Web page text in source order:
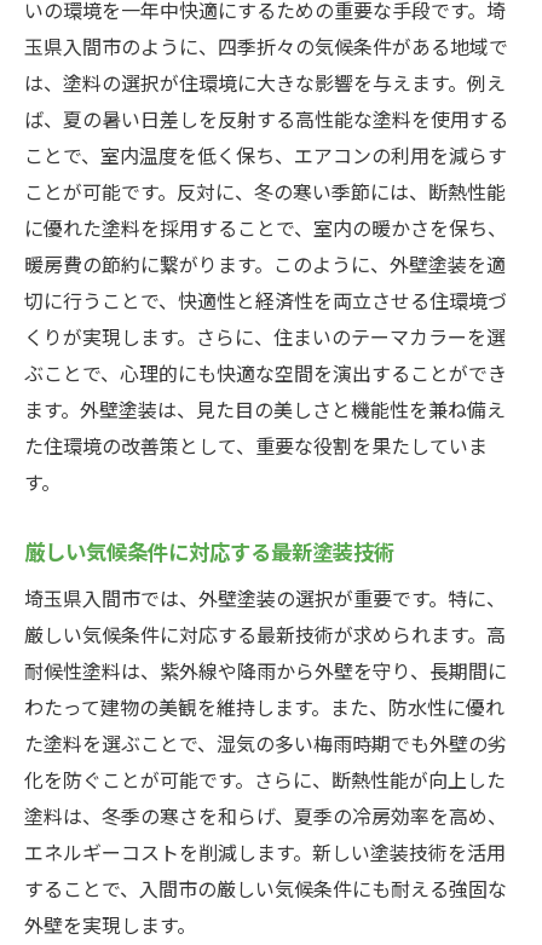
いの環境を一年中快適にするための重要な手段です。埼
玉県入間市のように、四季折々の気候条件がある地域で
は、塗料の選択が住環境に大きな影響を与えます。例え
ば、夏の暑い日差しを反射する高性能な塗料を使用する
ことで、室内温度を低く保ち、エアコンの利用を減らす
ことが可能です。反対に、冬の寒い季節には、断熱性能
に優れた塗料を採用することで、室内の暖かさを保ち、
暖房費の節約に繋がります。このように、外壁塗装を適
切に行うことで、快適性と経済性を両立させる住環境づ
くりが実現します。さらに、住まいのテーマカラーを選
ぶことで、心理的にも快適な空間を演出することができ
ます。外壁塗装は、見た目の美しさと機能性を兼ね備え
た住環境の改善策として、重要な役割を果たしていま
す。
厳しい気候条件に対応する最新塗装技術
埼玉県入間市では、外壁塗装の選択が重要です。特に、
厳しい気候条件に対応する最新技術が求められます。高
耐候性塗料は、紫外線や降雨から外壁を守り、長期間に
わたって建物の美観を維持します。また、防水性に優れ
た塗料を選ぶことで、湿気の多い梅雨時期でも外壁の劣
化を防ぐことが可能です。さらに、断熱性能が向上した
塗料は、冬季の寒さを和らげ、夏季の冷房効率を高め、
エネルギーコストを削減します。新しい塗装技術を活用
することで、入間市の厳しい気候条件にも耐える強固な
外壁を実現します。